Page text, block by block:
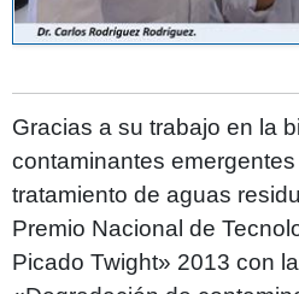
Gracias a su trabajo en la
contaminantes
tratamiento de aguas
Premio Nacional de
Picado Twight» 2013 con